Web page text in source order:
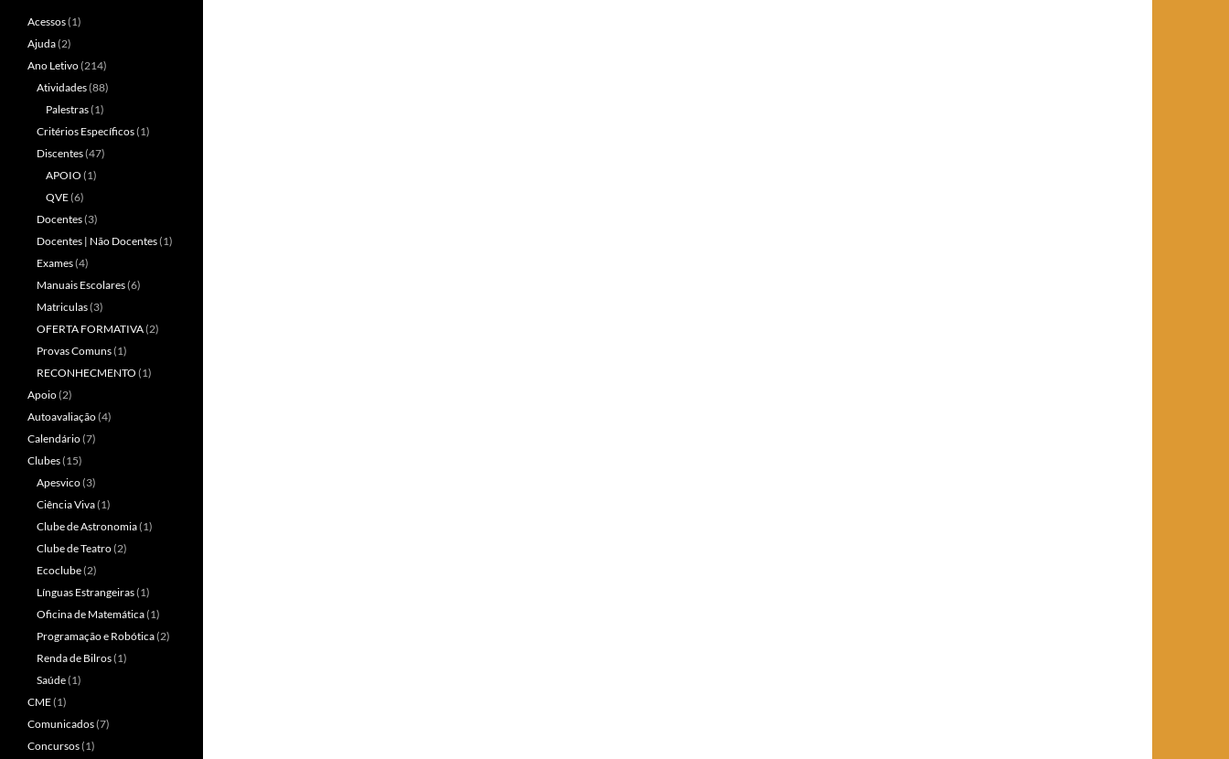
Acessos(1)
Ajuda(2)
Ano Letivo(214)
Atividades(88)
Palestras(1)
Critérios Específicos(1)
Discentes(47)
APOIO (1)
QVE(6)
Docentes(3)
Docentes | Não Docentes(1)
Exames(4)
Manuais Escolares(6)
Matriculas(3)
OFERTA FORMATIVA(2)
Provas Comuns(1)
RECONHECMENTO (1)
Apoio(2)
Autoavaliação(4)
Calendário(7)
Clubes(15)
Apesvico(3)
Ciência Viva(1)
Clube de Astronomia(1)
Clube de Teatro(2)
Ecoclube(2)
Línguas Estrangeiras(1)
Oficina de Matemática(1)
Programação e Robótica(2)
Renda de Bilros(1)
Saúde(1)
CME(1)
Comunicados(7)
Concursos(1)